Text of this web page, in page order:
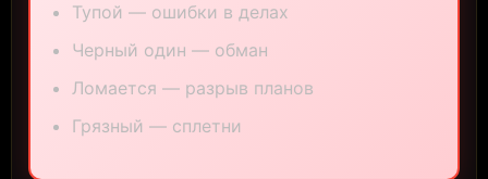
Тупой — ошибки в делах
Черный один — обман
Ломается — разрыв планов
Грязный — сплетни